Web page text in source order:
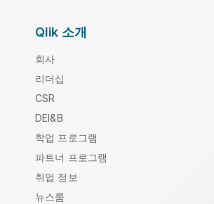
Qlik 소개
회사
리더십
CSR
DEI&B
학업 프로그램
파트너 프로그램
취업 정보
뉴스룸